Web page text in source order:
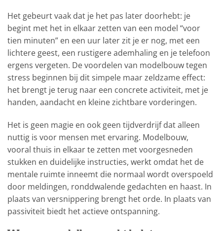
Het gebeurt vaak dat je het pas later doorhebt: je
begint met het in elkaar zetten van een model “voor
tien minuten” en een uur later zit je er nog, met een
lichtere geest, een rustigere ademhaling en je telefoon
ergens vergeten. De voordelen van modelbouw tegen
stress beginnen bij dit simpele maar zeldzame effect:
het brengt je terug naar een concrete activiteit, met je
handen, aandacht en kleine zichtbare vorderingen.
Het is geen magie en ook geen tijdverdrijf dat alleen
nuttig is voor mensen met ervaring. Modelbouw,
vooral thuis in elkaar te zetten met voorgesneden
stukken en duidelijke instructies, werkt omdat het de
mentale ruimte inneemt die normaal wordt overspoeld
door meldingen, ronddwalende gedachten en haast. In
plaats van versnippering brengt het orde. In plaats van
passiviteit biedt het actieve ontspanning.